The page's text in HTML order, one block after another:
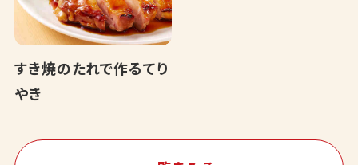
すき焼のたれで作るてり
やき